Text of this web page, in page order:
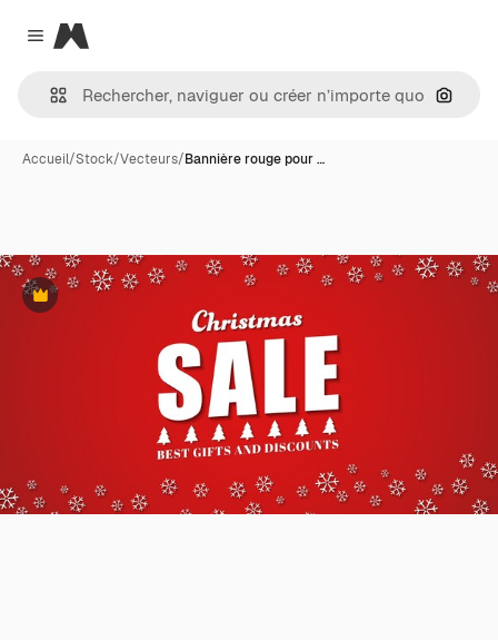
Close menu
Magnific
Accueil/Stock/Vecteurs/Bannière rouge pour …
Premium